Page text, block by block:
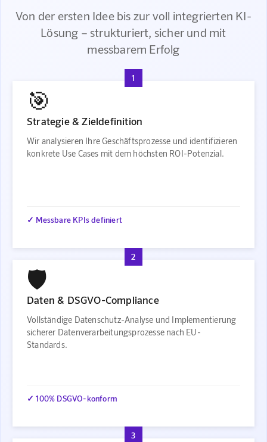
Von der ersten Idee bis zur voll integrierten KI-
Lösung – strukturiert, sicher und mit
messbarem Erfolg
1
🎯
Strategie & Zieldefinition
Wir analysieren Ihre Geschäftsprozesse und identifizieren
konkrete Use Cases mit dem höchsten ROI-Potenzial.
✓ Messbare KPIs definiert
2
🛡️
Daten & DSGVO-Compliance
Vollständige Datenschutz-Analyse und Implementierung
sicherer Datenverarbeitungsprozesse nach EU-
Standards.
✓ 100% DSGVO-konform
3